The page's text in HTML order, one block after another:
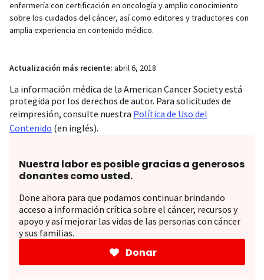
enfermería con certificación en oncología y amplio conocimiento
sobre los cuidados del cáncer, así como editores y traductores con
amplia experiencia en contenido médico.
Actualización más reciente: abril 6, 2018
La información médica de la American Cancer Society está
protegida por los derechos de autor. Para solicitudes de
reimpresión, consulte nuestra Política de Uso del
Contenido (en inglés).
Nuestra labor es posible gracias a generosos
donantes como usted.
Done ahora para que podamos continuar brindando
acceso a información crítica sobre el cáncer, recursos y
apoyo y así mejorar las vidas de las personas con cáncer
y sus familias.
Donar